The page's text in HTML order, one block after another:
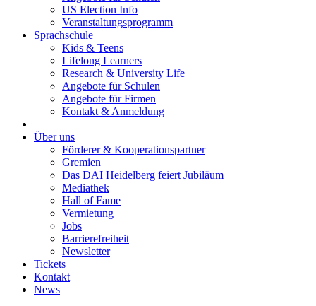
US Election Info
Veranstaltungsprogramm
Sprachschule
Kids & Teens
Lifelong Learners
Research & University Life
Angebote für Schulen
Angebote für Firmen
Kontakt & Anmeldung
|
Über uns
Förderer & Kooperationspartner
Gremien
Das DAI Heidelberg feiert Jubiläum
Mediathek
Hall of Fame
Vermietung
Jobs
Barrierefreiheit
Newsletter
Tickets
Kontakt
News